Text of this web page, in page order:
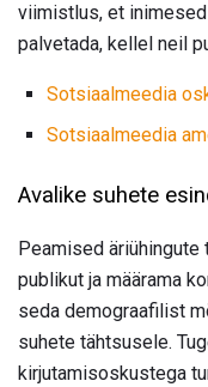
viimistlus, et
palvetada, kellel neil
Sotsiaalmeedia
Sotsiaalmeedia
Avalike suhete
Peamised äriühingute
publikut ja määrama
seda demograafilist
suhete tähtsusele.
kirjutamisoskustega